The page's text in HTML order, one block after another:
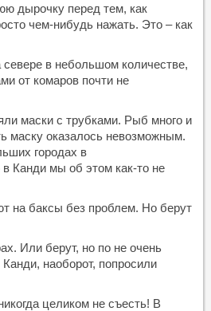
дырочку перед тем, как
чем-нибудь нажать. Это – как
в небольшом количестве,
от комаров почти не
маски с трубками. Рыб много и
маску оказалось невозможным.
городах в
Канди мы об этом как-то не
на баксы без проблем. Но берут
Или берут, но по не очень
наоборот, попросили
целиком не съесть! В